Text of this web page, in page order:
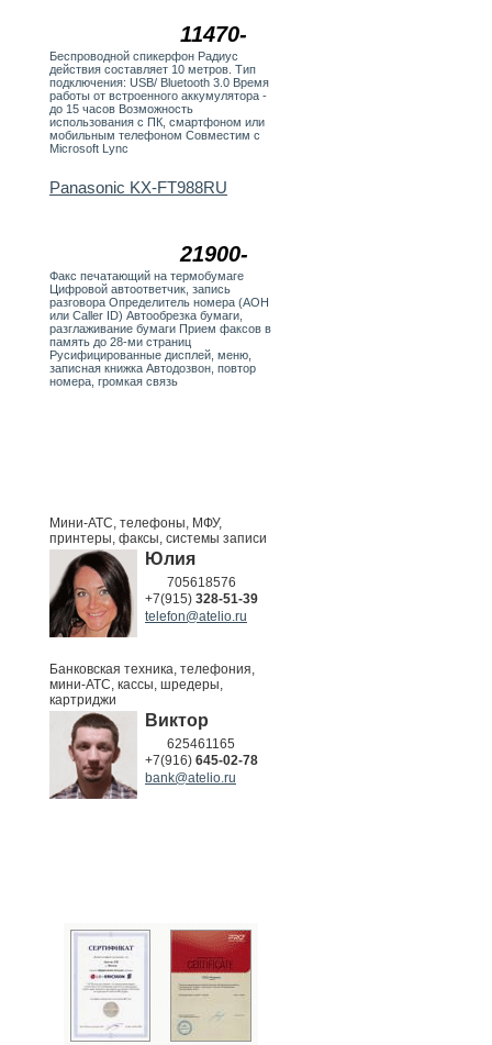
11470-
Беспроводной спикерфон Радиус
действия составляет 10 метров. Тип
подключения: USB/ Bluetooth 3.0 Время
работы от встроенного аккумулятора -
до 15 часов Возможность
использования с ПК, смартфоном или
мобильным телефоном Совместим с
Microsoft Lync
21900-
Panasonic KX-FT988RU
Факс печатающий на термобумаге
Цифровой автоответчик, запись
разговора Определитель номера (АОН
или Caller ID) Автообрезка бумаги,
разглаживание бумаги Прием факсов в
память до 28-ми страниц
Русифицированные дисплей, меню,
записная книжка Автодозвон, повтор
номера, громкая связь
Мини-АТС, телефоны, МФУ,
принтеры, факсы, системы записи
Юлия
705618576
+7(915) 328-51-39
telefon@atelio.ru
Банковская техника, телефония,
мини-АТС, кассы, шредеры,
картриджи
Виктор
625461165
+7(916) 645-02-78
bank@atelio.ru